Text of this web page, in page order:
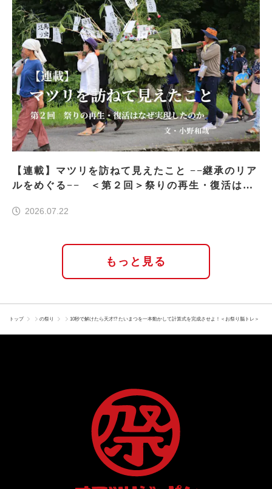
【連載】マツリを訪ねて見えたこと −−継承のリア
ルをめぐる−− ＜第２回＞祭りの再生・復活はな
2026.07.22
もっと見る
トップ の祭り 10秒で解けたら天才!? たいまつを一本動かして計算式を完成させよ！＜お祭り脳トレ＞